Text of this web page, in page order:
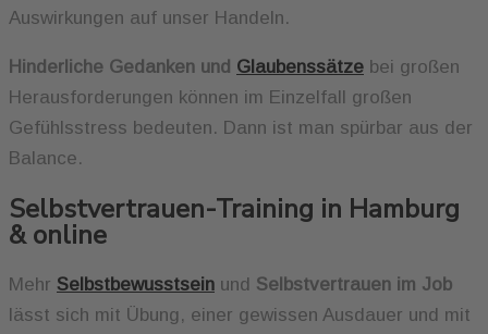
Auswirkungen auf unser Handeln.
Hinderliche Gedanken und Glaubenssätze bei großen
Herausforderungen können im Einzelfall großen
Gefühlsstress bedeuten. Dann ist man spürbar aus der
Balance.
Selbstvertrauen-Training in Hamburg
& online
Mehr Selbstbewusstsein und Selbstvertrauen im Job
lässt sich mit Übung, einer gewissen Ausdauer und mit